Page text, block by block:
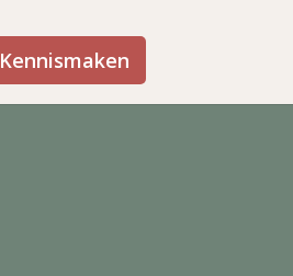
Kennismaken